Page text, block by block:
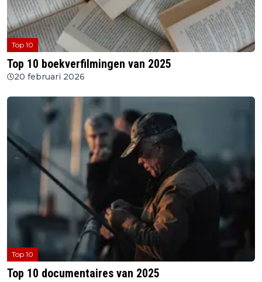
Top 10
Top 10 boekverfilmingen van 2025
20 februari 2026
Top 10
Top 10 documentaires van 2025